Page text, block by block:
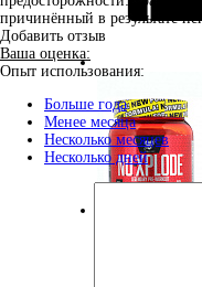
причинённый в результате
Добавить отзыв
Ваша оценка:
Опыт использования:
Больше года
Менее месяца
Несколько месяцев
Несколько дней